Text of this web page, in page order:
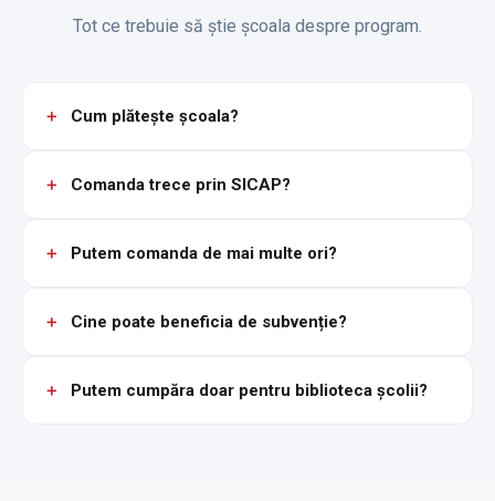
Tot ce trebuie să știe școala despre program.
Cum plătește școala?
Comanda trece prin SICAP?
Putem comanda de mai multe ori?
Cine poate beneficia de subvenție?
Putem cumpăra doar pentru biblioteca școlii?